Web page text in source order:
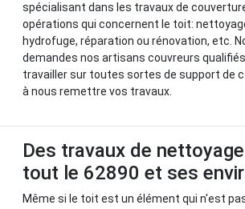
spécialisant dans les travaux de
opérations qui concernent le toit:
hydrofuge, réparation ou rénovation, etc.
demandes nos artisans couvreurs
travailler sur toutes sortes de support de
à nous remettre vos travaux.
Des travaux de
tout le 62890 et ses
Même si le toit est un élément qui n'est